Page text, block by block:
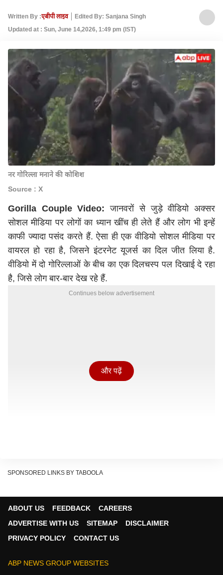
Written By :एबीपी लाइव
Edited By: Sanjana Singh
Updated at : Sun, June 14,2026, 1:49 pm (IST)
नर गोरिल्ला मनाने की कोशिश
Source : X
Gorilla Couple Video:जानवरों से जुड़े वीडियो अक्सर
सोशल मीडिया पर लोगों का ध्यान खींच ही लेते हैं और लोग भी इन्हें
काफी ज्यादा पसंद करते हैं. ऐसा ही एक वीडियो सोशल मीडिया पर
वायरल हो रहा है, जिसने इंटरनेट यूजर्स का दिल जीत लिया है.
वीडियो में दो गोरिल्लाओं के बीच का एक दिलचस्प पल दिखाई दे रहा
है, जिसे लोग बार-बार देख रहे हैं.
Continues below advertisement
देख चुके हैं, जबकि लाखों लोग इसे लाइक और शेयर कर चुके हैं.
और पढ़ें
SPONSORED LINKS BY TABOOLA
ABOUT US FEEDBACK
CAREERS
ADVERTISE WITH US
SITEMAP
DISCLAIMER
PRIVACY POLICY
CONTACT US
ABP NEWS GROUP WEBSITES